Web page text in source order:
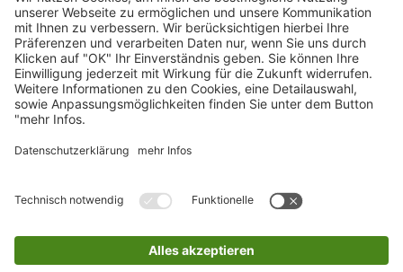
Bleiben Sie in Verbindung
Facebook Landkreis Karlsruhe
Instagram Landkreis Karlsruhe
Startseite Impressum Datenschutz
Anfahrt
Barriere melden
Barrierefreiheit